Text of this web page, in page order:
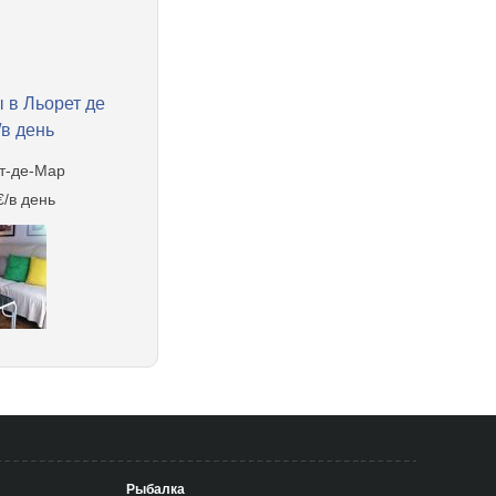
в Льорет де
день
де-Мар
в день
Рыбалка